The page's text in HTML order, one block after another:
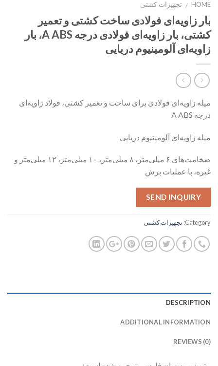
HOME
/ تجهیزات کشتی
بار زاویه‌ای فولادی ساخت کشتی و تعمیر
کشتی، بار زاویه‌ای فولادی درجه A ABS، بار
زاویه‌ای آلومینیوم دریایی
میله زاویه‌ای فولادی برای ساخت و تعمیر کشتی، فولاد زاویه‌ای
درجه A ABS
میله زاویه‌ای آلومینیوم دریایی
ضخامت‌های ۶ میلی‌متر، ۸ میلی‌متر، ۱۰ میلی‌متر، ۱۲ میلی‌متر و
غیره، با عملیات برش
SEND INQUIRY
Category: تجهیزات کشتی
DESCRIPTION
ADDITIONAL INFORMATION
REVIEWS (0)